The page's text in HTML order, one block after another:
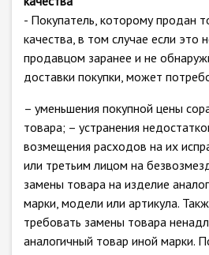
- Покупатель, которому продан
качества, в том случае если это
продавцом заранее и не
доставки покупки, может
– уменьшения покупной цены
товара; – устранения
возмещения расходов на их
или третьим лицом на
замены товара на изделие
марки, модели или артикула.
требовать замены товара
аналогичный товар иной марки.